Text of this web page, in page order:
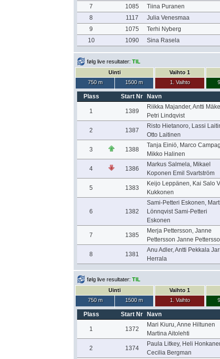
7
1085
Tiina Puranen
8
1117
Julia Venesmaa
9
1075
Terhi Nyberg
10
1090 Sina Rasela
følg live resultater: TIL
Uinti
750 m
1500 m
Vaihto 1
1. Vaihto
Plass Start Nr Navn
1 1389
Riikka Majander, Antti
Petri Lindqvist
2 1387
Risto Hietanoro, Lassi
Otto Laitinen
3 1388
Tanja Einiö, Marco
Mikko Halinen
4 1386
Markus Salmela, Mikael
Koponen Emil Svartström
5 1383
Keijo Leppänen, Kai Salo
Kukkonen
6 1382
Sami-Petteri Eskonen,
Lönnqvist Sami-Petteri
Eskonen
7 1385
Merja Pettersson, Janne
Pettersson Janne
8 1381
Anu Adler, Antti Pekkala
Herrala
følg live resultater: TIL
Uinti
750 m
1500 m
Vaihto 1
1. Vaihto
Plass Start Nr Navn
1 1372
Mari Kiuru, Anne Hiltunen
Martina Aitolehti
2 1374
Paula Litkey, Heli
Cecilia Bergman